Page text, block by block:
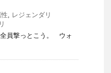
, レジェンダリ
員撃っとこう。 ウォ